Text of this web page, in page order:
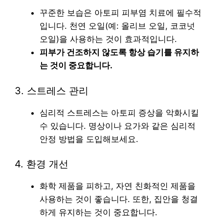
꾸준한 보습은 아토피 피부염 치료에 필수적
입니다. 천연 오일(예: 올리브 오일, 코코넛
오일)을 사용하는 것이 효과적입니다.
피부가 건조하지 않도록 항상 습기를 유지하
는 것이 중요합니다.
3. 스트레스 관리
심리적 스트레스는 아토피 증상을 악화시킬
수 있습니다. 명상이나 요가와 같은 심리적
안정 방법을 도입해보세요.
4. 환경 개선
화학 제품을 피하고, 자연 친화적인 제품을
사용하는 것이 좋습니다. 또한, 집안을 청결
하게 유지하는 것이 중요합니다.